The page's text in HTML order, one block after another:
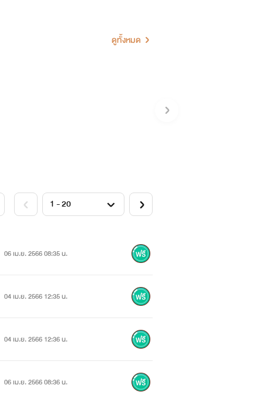
พี่ชายที่แสนดีและอบอุ่น...ก็เปลี่ยนไป!
ดูทั้งหมด
06 เม.ย. 2566 08:35 น.
04 เม.ย. 2566 12:35 น.
04 เม.ย. 2566 12:36 น.
06 เม.ย. 2566 08:36 น.